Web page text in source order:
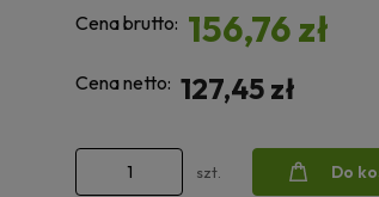
Cena brutto: 156,76 zł
Cena netto: 127,45 zł
szt. Do